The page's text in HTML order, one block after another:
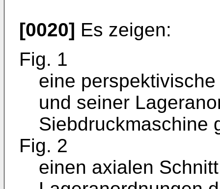
[0020] Es zeigen:
Fig. 1
eine
und seiner
Siebdruckmaschine
Fig. 2
einen axialen